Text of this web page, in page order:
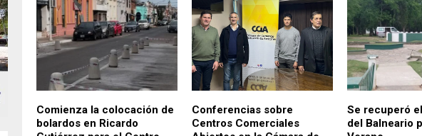
Comienza la colocación de
bolardos en Ricardo
Conferencias sobre
Centros Comerciales
Se recuperó
del Balneario